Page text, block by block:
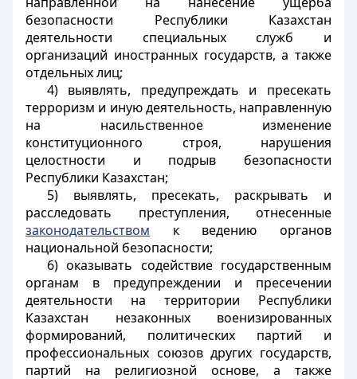
безопасности Республики Казахстан
деятельности специальных служб и
организаций иностранных государств, а также
отдельных лиц;
4) выявлять, предупреждать и пресекать
терроризм и иную деятельность, направленную
на насильственное изменение
конституционного строя, нарушения
целостности и подрыв безопасности
Республики Казахстан;
5) выявлять, пресекать, раскрывать и
расследовать преступления, отнесенные
законодательством к ведению органов
национальной безопасности;
6) оказывать содействие государственным
органам в предупреждении и пресечении
деятельности на территории Республики
Казахстан незаконных военизированных
формирований, политических партий и
профессиональных союзов других государств,
партий на религиозной основе, а также